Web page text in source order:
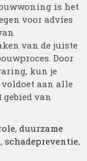
is het
voor advies
van de juiste
Door
kun je
aan alle
van
,duurzame
,schadepreventie,